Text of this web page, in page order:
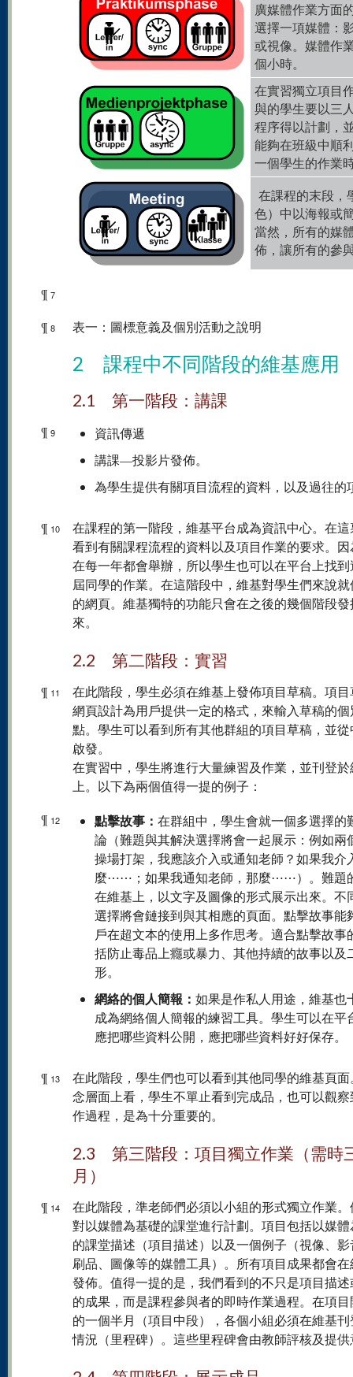
廣媒體作業方面
選擇一項媒體：
或視像。媒體作
個小時。
在實習獨立項目
與的學生要以三
程序得以計劃，
能夠在班級中順
一個學生的作業
在課程的末段，
色）中以海報或
當然，所有的媒
佈，讓所有的參
¶ 7
¶ 8 表一：圖標意義及個別活動之說明
2 課程中不同階段的維基應用
2.1 第一階段：講課
¶ 9
資訊傳遞
講課—投影片發佈。
為學生提供有關項目流程的資料，以及過往的
¶ 10
在課程的第一階段，維基平台成為資訊中心。在
看到有關課程流程的資料以及項目作業的要求。
在每一年都會舉辦，所以學生也可以在平台上找
屆同學的作業。在這階段中，維基對學生們來說
的網頁。維基獨特的功能只會在之後的幾個階段發
來。
2.2 第二階段：實習
¶ 11
在此階段，學生必須在維基上發佈項目草稿。項
網頁設計為用戶提供一定的格式，來輸入草稿的個
點。學生可以看到所有其他群組的項目草稿，並
啟發。
在實習中，學生將進行大量練習及作業，並刊登於
上。以下為兩個值得一提的例子：
¶ 12 點擊故事： 在群組中，學生會就一個多選擇的
論（難題與其解決選擇將會一起展示：例如兩
操場打架，我應該介入或通知老師？如果我介
麼⋯⋯；如果我通知老師，那麼⋯⋯）。難題
在維基上，以文字及圖像的形式展示出來。不
選擇將會鏈接到與其相應的頁面。點擊故事能
戶在超文本的使用上多作思考。適合點擊故事
括防止毒品上癮或暴力、其他持續的故事以及
形。
網絡的個人簡報： 如果是作私人用途，維基也
成為網絡個人簡報的練習工具。學生可以在平
應把哪些資料公開，應把哪些資料好好保存。
¶ 13
在此階段，學生們也可以看到其他同學的維基頁
念層面上看，學生不單止看到完成品，也可以觀
作過程，是為十分重要的。
2.3 第三階段：項目獨立作業（需時
月）
¶ 14
在此階段，準老師們必須以小組的形式獨立作業
對以媒體為基礎的課堂進行計劃。項目包括以媒
的課堂描述（項目描述）以及一個例子（視像、
刷品、圖像等的媒體工具）。所有項目成果都會
發佈。值得一提的是，我們看到的不只是項目描
的成果，而是課程參與者的即時作業過程。在項
的一個半月（項目中段），各個小組必須在維基
情況（里程碑）。這些里程碑會由教師評核及提